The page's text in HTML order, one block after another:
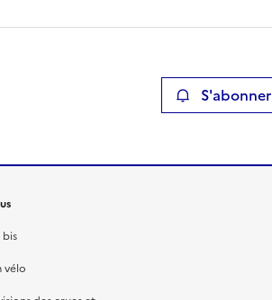
page dans le presse-papier S'abonner
bis
vélo